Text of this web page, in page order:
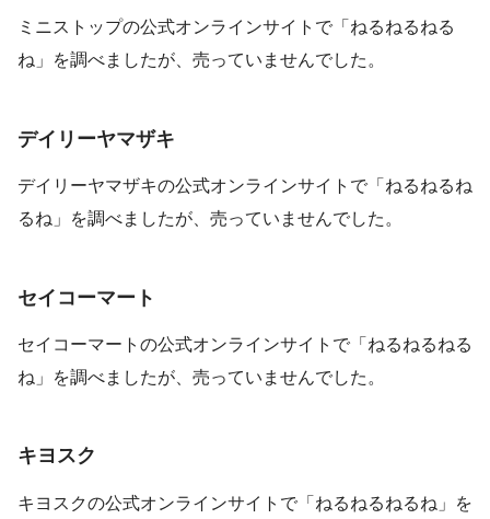
ミニストップの公式オンラインサイトで「ねるねるねる
ね」を調べましたが、売っていませんでした。
デイリーヤマザキ
デイリーヤマザキの公式オンラインサイトで「ねるねるね
るね」を調べましたが、売っていませんでした。
セイコーマート
セイコーマートの公式オンラインサイトで「ねるねるねる
ね」を調べましたが、売っていませんでした。
キヨスク
キヨスクの公式オンラインサイトで「ねるねるねるね」を